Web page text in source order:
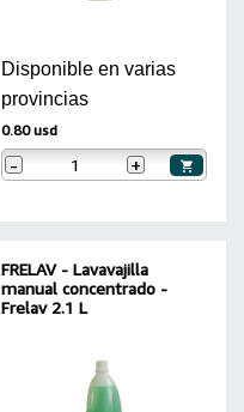
Disponible en varias
provincias
0.80 usd
- +
FRELAV - Lavavajilla
manual concentrado -
Frelav 2.1 L